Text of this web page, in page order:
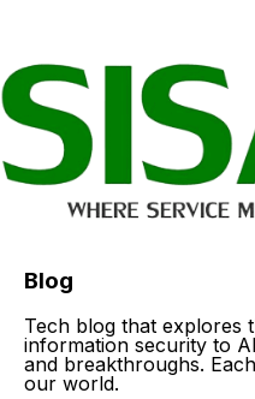
Blog
Tech blog that explores
information security to
and breakthroughs.
our world.